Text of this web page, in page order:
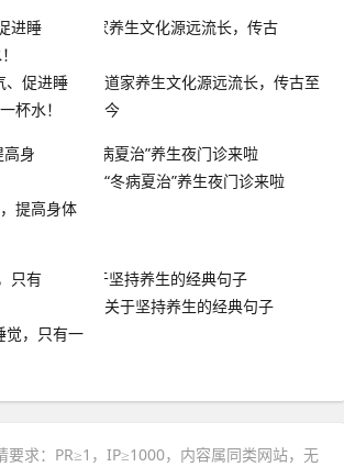
、促进睡
杯水！
道家养生文化源远流长，传古至
今
提高身体
“冬病夏治”养生夜门诊来啦
觉，只有一
关于坚持养生的经典句子
要求：PR≥1，IP≥1000，内容属同类网站，无